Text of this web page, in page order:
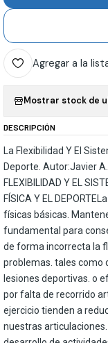
Agregar a la
Mostrar stock de
DESCRIPCIÓN
La Flexibilidad Y El
Deporte. Autor:Javier
FLEXIBILIDAD Y EL
FÍSICA Y EL
físicas básicas.
fundamental para
de forma incorrecta la
problemas. tales como
lesiones deportivas. o
por falta de recorrido
ejercicio tienden a
nuestras